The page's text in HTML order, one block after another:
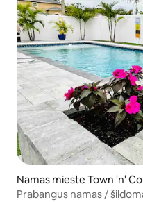
Namas mieste Town 'n'
Prabangus namas /